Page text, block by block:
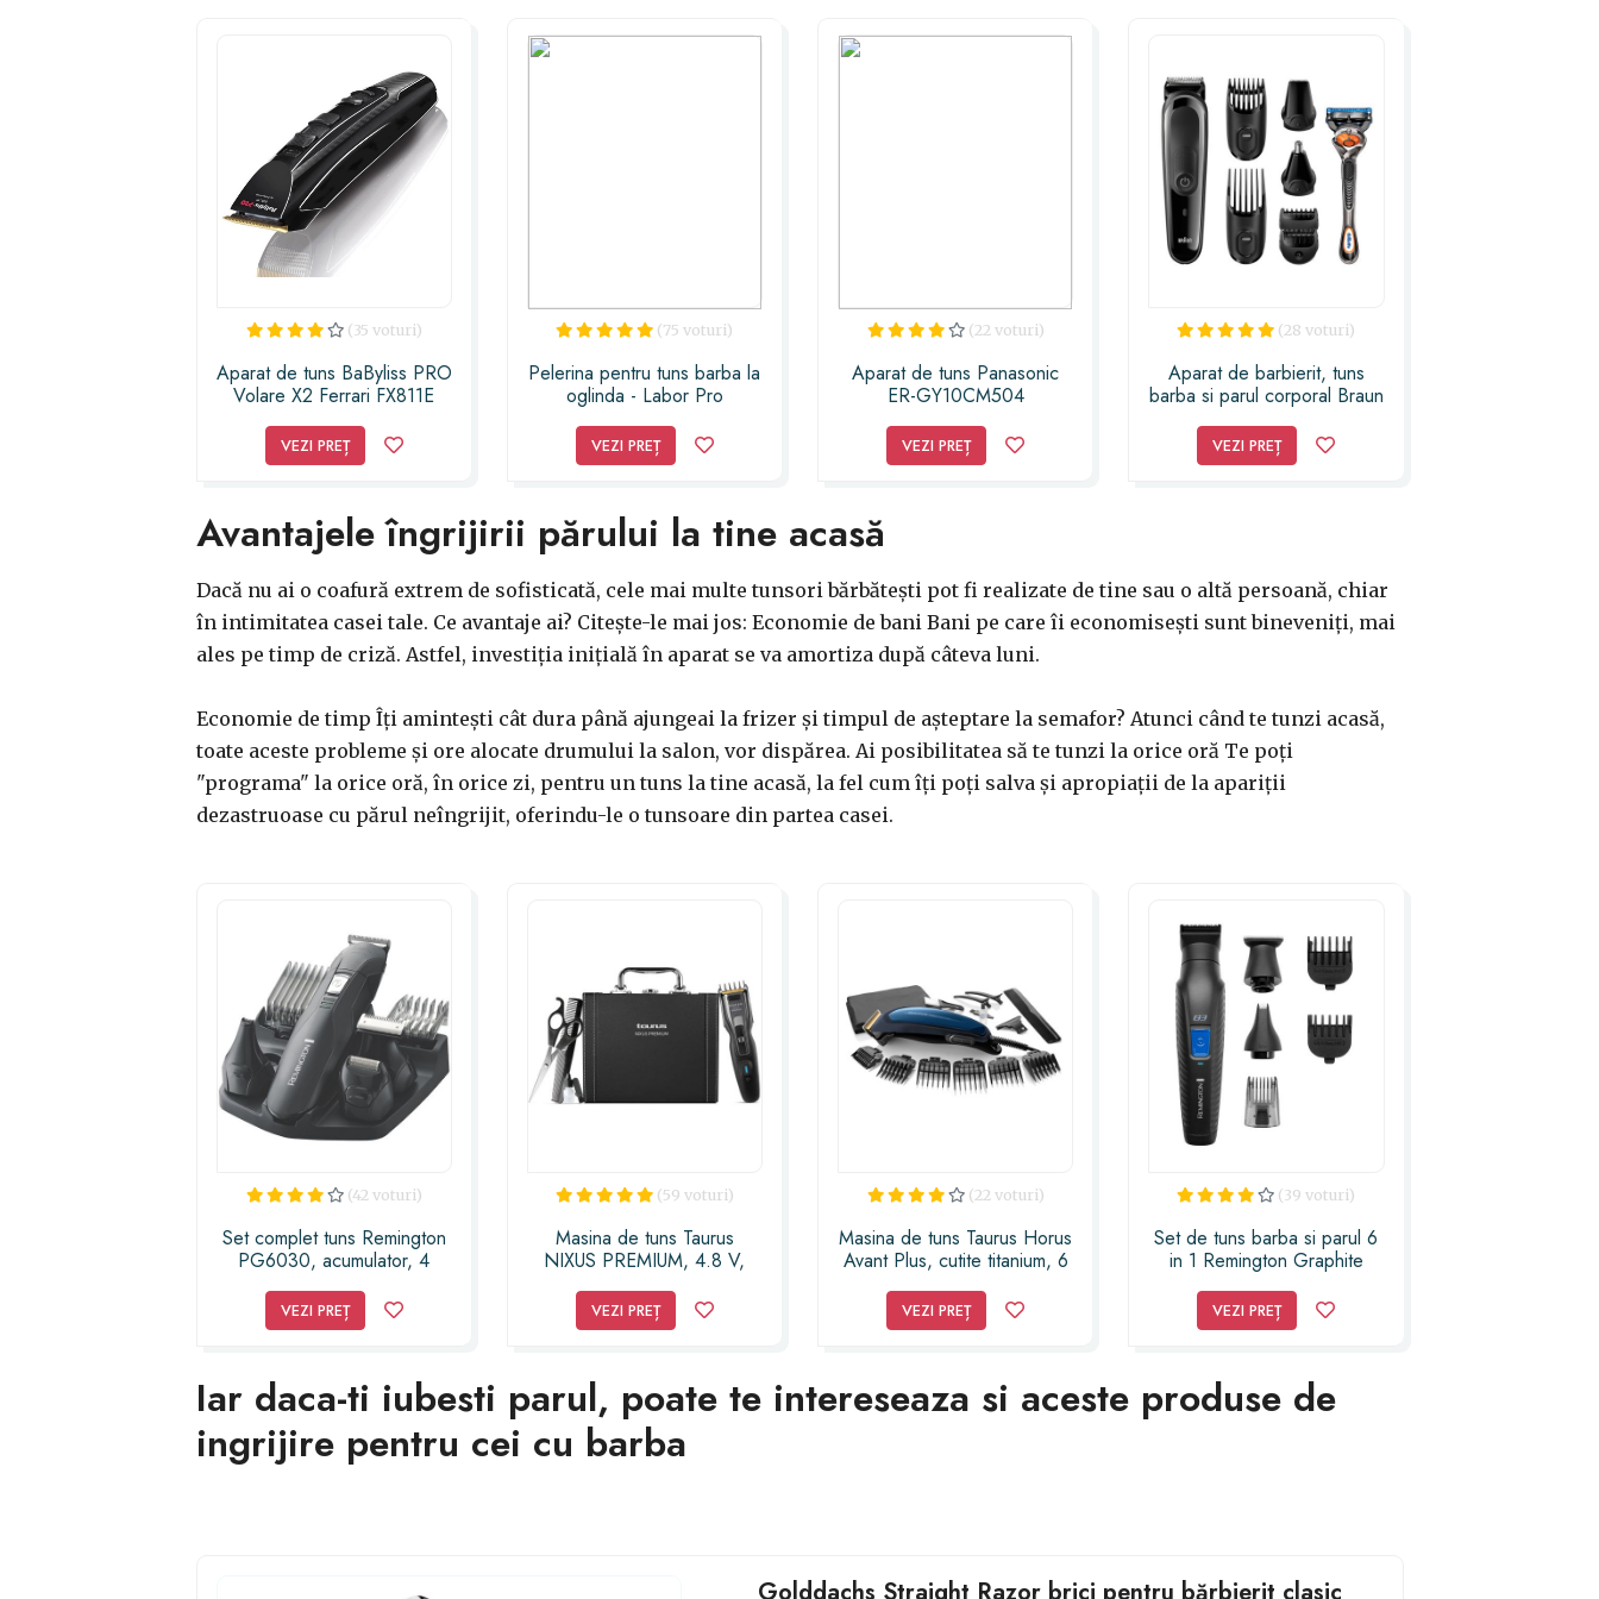
(35 voturi)
Aparat de tuns BaByliss PRO
Volare X2 Ferrari FX811E
VEZI PREȚ
(75 voturi)
Pelerina pentru tuns barba la
oglinda - Labor Pro
VEZI PREȚ
(22 voturi)
Aparat de tuns Panasonic
ER-GY10CM504
VEZI PREȚ
(28 voturi)
Aparat de barbierit, tuns
barba si parul corporal Braun
13 lungimi, Negru Aparat
Gillette ProGlide Fusion
VEZI PREȚ
Avantajele îngrijirii părului la tine acasă
Dacă nu ai o coafură extrem de sofisticată, cele mai multe tunsori bărbătești pot fi realizate de tine sau o altă persoană, chiar
în intimitatea casei tale. Ce avantaje ai? Citește-le mai jos: Economie de bani Bani pe care îi economisești sunt bineveniți, mai
ales pe timp de criză. Astfel, investiția inițială în aparat se va amortiza după câteva luni.
Economie de timp Îți amintești cât dura până ajungeai la frizer și timpul de așteptare la semafor? Atunci când te tunzi acasă,
toate aceste probleme și ore alocate drumului la salon, vor dispărea. Ai posibilitatea să te tunzi la orice oră Te poți
"programa" la orice oră, în orice zi, pentru un tuns la tine acasă, la fel cum îți poți salva și apropiații de la apariții
dezastruoase cu părul neîngrijit, oferindu-le o tunsoare din partea casei.
(42 voturi)
Set complet tuns Remington
PG6030, acumulator, 4
autoascutire
VEZI PREȚ
(59 voturi)
Masina de tuns Taurus
NIXUS PREMIUM, 4.8 V,
7 trepte, 0,8-18mm,
accesorii, functionare
VEZI PREȚ
(22 voturi)
Masina de tuns Taurus Horus
Avant Plus, cutite titanium, 6
parghie reglare: 1-3mm, 2
agrafe , 2 cleme par,
transport,
VEZI PREȚ
(39 voturi)
Set de tuns barba si parul 6
in 1 Remington Graphite
grafit, Lame cu auto-ascutire,
Lama principala de 30 mm,
VEZI PREȚ
Iar daca-ti iubesti parul, poate te intereseaza si aceste produse de
ingrijire pentru cei cu barba